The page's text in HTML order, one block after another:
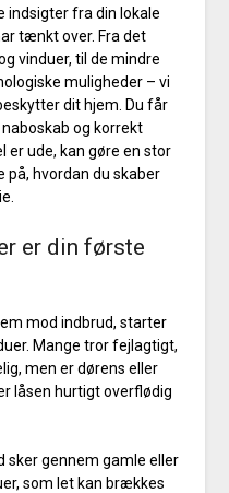
indsigter fra din lokale
tænkt over. Fra det
vinduer, til de mindre
muligheder – vi
dit hjem. Du får
og korrekt
er ude, kan gøre en stor
på, hvordan du skaber
er din første
mod indbrud, starter
Mange tror fejlagtigt,
men er dørens eller
låsen hurtigt overflødig
sker gennem gamle eller
som let kan brækkes